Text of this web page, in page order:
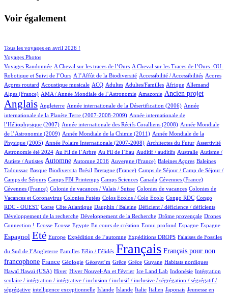
Voir également
Tous les voyages en avril 2026 !
62/475
Voyages Photos
50/475
Voyages Randonnée
4/475 A Cheval sur les traces de l’Ours
4/475
A Cheval sur les Traces de l’Ours -OU-
Robotique et Suivi de l’Ours
2/475 A l’Affût de la Biodiversité
1/475 Accessibilité / Accessibilités
1/475 Acores
1/475
Açores routard
1/475 Acoustique musicale
27/475 ACQ
17/475 Adultes
10/475 Adultes/Familles
2/475 Afrique
17/475 Allemand
17/475
Alpes (France)
12/475 AMA / Année Mondiale de l’Astronomie
2/475 Amazonie
165/475 Ancien projet
359/475
Anglais
57/475 Angleterre
6/475 Année internationale de la Désertification (2006)
13/475
Année
internationale de la Planète Terre (2007-2008-2009)
4/475
Année internationale de
l’Héliophysique (2007)
1/475 Année internationale des Récifs Coralliens (2008)
12/475
Année Mondiale
de l’Astronomie (2009)
2/475 Année Mondiale de la Chimie (2011)
14/475
Année Mondiale de la
Physique (2005)
5/475 Année Polaire Internationale (2007-2008)
2/475 Architectes du Futur
1/475 Assertivité
10/475
Astronomie été 2024
9/475 Au Fil de l’Arbre
4/475 Au Fil de l’Eau
1/475 Auditif / auditifs
1/475 Australie
1/475
Autisme /
Autiste / Autistes
211/475 Automne
3/475 Automne 2016
5/475 Auvergne (France)
1/475 Baleines Açores
2/475
Baleines
Tadoussac
1/475 Basque
47/475 Biodiversita
1/475 Brésil
9/475 Bretagne (France)
29/475
Camps de Séjour / Camp de Séjour /
Camps de Séjours
1/475 Camps FBI Printemps
4/475 Camps Sciences
4/475 Canada
2/475 Cévennes (France)
1/475
Cévennes (France)
1/475 Colonie de vacances / Valais / Suisse
2/475 Colonies de vacances
3/475
Colonies de
Vacances et Coronavirus
1/475 Colonies Futées
1/475 Colos Ecolos / Colo Ecolo
1/475 Congo RDC
2/475
Congo
RDC - OUEST
1/475 Corse
9/475 Côte Atlantique
1/475 Dauphin / Baleine
1/475 Déficient / déficience / déficients
1/475
Développement de la recherche
1/475 Développement de la Recherche
1/475 Drôme provençale
10/475
Drones
Connection !
1/475 Ecosse
1/475 Ecosse
1/475 Egypte
9/475 En cours de création
1/475 Ennui profond
23/475 Espagne
12/475 Espagne
108/475
Espagnol
343/475 Eté
10/475 Europe
44/475 Expédition de l’automne
69/475 Expéditions DROPS
2/475 Falaises de Fossiles
du Sud de l’Angleterre Familles Félin / Félidés Français Français pour non
francophone
148/475 France
21/475 Géologie
1/475 Géosyst’m
1/475 Grêce
1/475 Grêce
1/475 Guyane
3/475 Habitats nordiques
1/475
Hawaï
1/475Hawaï (USA)
95/475 Hiver
15/475 Hiver Nouvel-An et Février
5/475 Ice Land Lab
1/475 Indonésie
1/475
Intégration
scolaire / intégration / intégrative / inclusion / inclusif / inclusive / ségrégation / ségrégatif /
ségrégative
1/475 intelligence exceptionnelle
6/475 Islande
5/475 Islande
2/475 Italie
23/475 Italien
4/475 Japonais
2/475
Jeunesse en